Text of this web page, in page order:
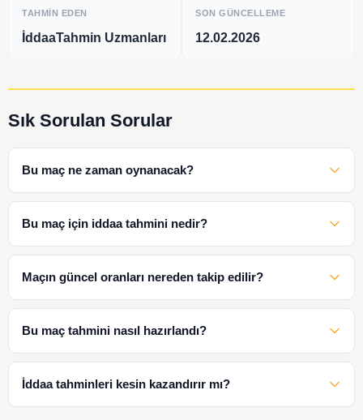
TAHMIN EDEN
İddaaTahmin Uzmanları
SON GÜNCELLEME
12.02.2026
Sık Sorulan Sorular
Bu maç ne zaman oynanacak?
Bu maç için iddaa tahmini nedir?
Maçın güncel oranları nereden takip edilir?
Bu maç tahmini nasıl hazırlandı?
İddaa tahminleri kesin kazandırır mı?